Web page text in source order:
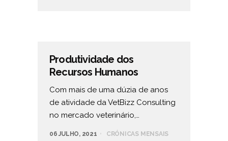
Produtividade dos
Recursos Humanos
Com mais de uma dúzia de anos
de atividade da VetBizz Consulting
no mercado veterinário,…
06 JULHO, 2021 CRÓNICAS MENSAIS